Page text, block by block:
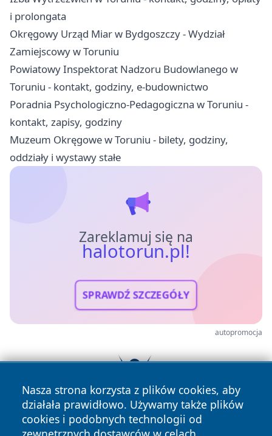
i prolongata
Okręgowy Urząd Miar w Bydgoszczy - Wydział
Zamiejscowy w Toruniu
Powiatowy Inspektorat Nadzoru Budowlanego w
Toruniu - kontakt, godziny, e-budownictwo
Poradnia Psychologiczno-Pedagogiczna w Toruniu -
kontakt, zapisy, godziny
Muzeum Okręgowe w Toruniu - bilety, godziny,
oddziały i wystawy stałe
Zareklamuj się na
halotorun.pl!
SPRAWDŹ SZCZEGÓŁY
autopromocja
Nasza strona korzysta z plików cookies, aby
działała prawidłowo. Używamy także plików
cookies i podobnych technologii od